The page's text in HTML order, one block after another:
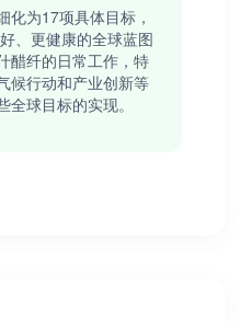
化为17项具体目标，
、更健康的全球蓝图
醋纤的日常工作，特
候行动和产业创新等
球目标的实现。